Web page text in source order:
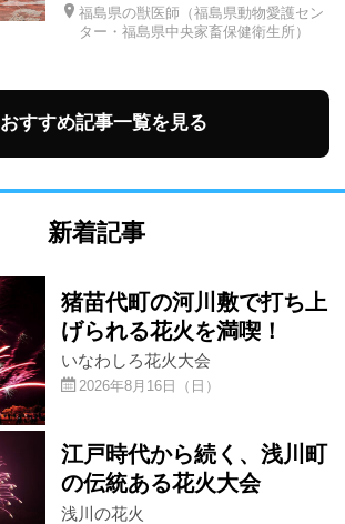
福島県の獣医師（福島県動物愛護セン
ター・福島県中央家畜保健衛生所）
おすすめ記事一覧を見る
新着記事
猪苗代町の河川敷で打ち上
げられる花火を満喫！
いなわしろ花火大会
2026年8月16日（日）
江戸時代から続く、浅川町
の伝統ある花火大会
浅川の花火